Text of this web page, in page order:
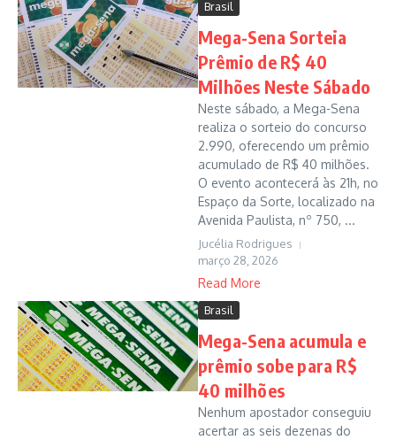
Brasil
Mega-Sena Sorteia
Prêmio de R$ 40
Milhões Neste Sábado
Neste sábado, a Mega-Sena
realiza o sorteio do concurso
2.990, oferecendo um prêmio
acumulado de R$ 40 milhões.
O evento acontecerá às 21h, no
Espaço da Sorte, localizado na
Avenida Paulista, nº 750, ...
Jucélia Rodrigues
março 28, 2026
Read More
Brasil
Mega-Sena acumula e
prêmio sobe para R$
40 milhões
Nenhum apostador conseguiu
acertar as seis dezenas do